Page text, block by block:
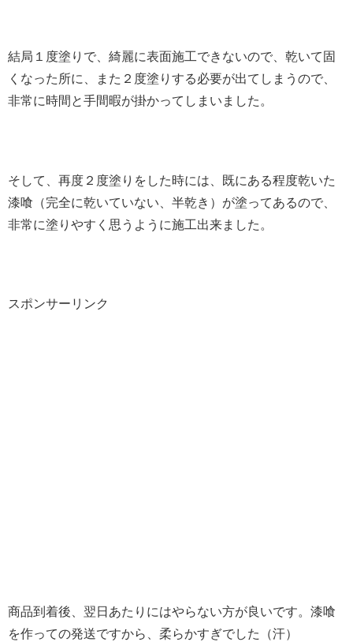
結局１度塗りで、綺麗に表面施工できないので、乾いて固
くなった所に、また２度塗りする必要が出てしまうので、
非常に時間と手間暇が掛かってしまいました。
そして、再度２度塗りをした時には、既にある程度乾いた
漆喰（完全に乾いていない、半乾き）が塗ってあるので、
非常に塗りやすく思うように施工出来ました。
スポンサーリンク
商品到着後、翌日あたりにはやらない方が良いです。漆喰
を作っての発送ですから、柔らかすぎでした（汗）